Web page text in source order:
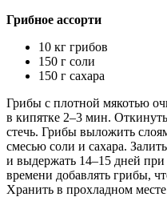
Грибное ассорти
10 кг грибов
150 г соли
150 г сахара
Грибы с плотной мякотью
в кипятке 2–3 мин.
стечь. Грибы выложить
смесью соли и сахара.
и выдержать 14–15 дней при
времени добавлять грибы,
Хранить в прохладном